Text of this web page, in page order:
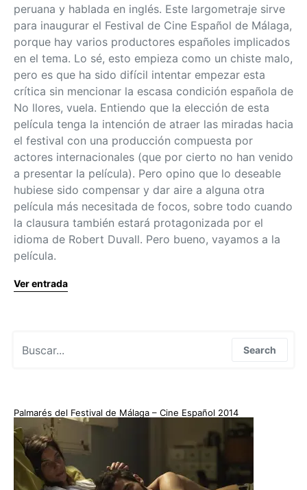
peruana y hablada en inglés. Este largometraje sirve
para inaugurar el Festival de Cine Español de Málaga,
porque hay varios productores españoles implicados
en el tema. Lo sé, esto empieza como un chiste malo,
pero es que ha sido difícil intentar empezar esta
crítica sin mencionar la escasa condición española de
No llores, vuela. Entiendo que la elección de esta
película tenga la intención de atraer las miradas hacia
el festival con una producción compuesta por
actores internacionales (que por cierto no han venido
a presentar la película). Pero opino que lo deseable
hubiese sido compensar y dar aire a alguna otra
película más necesitada de focos, sobre todo cuando
la clausura también estará protagonizada por el
idioma de Robert Duvall. Pero bueno, vayamos a la
película.
Ver entrada
Search
Palmarés del Festival de Málaga – Cine Español 2014